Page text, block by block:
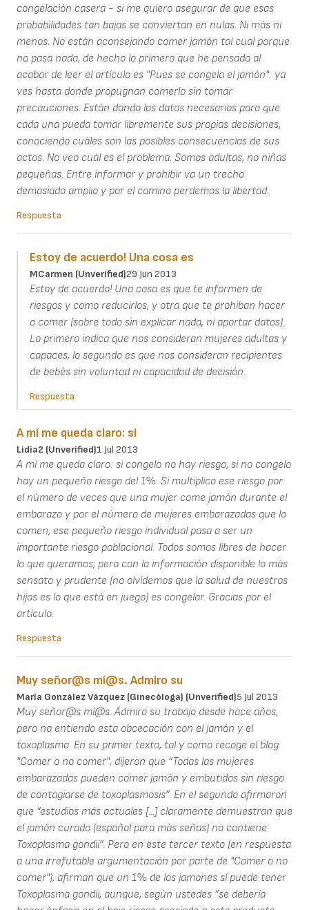
congelación casera - si me quiero asegurar de que esas
probabilidades tan bajas se conviertan en nulas. Ni más ni
menos. No están aconsejando comer jamón tal cual porque
no pasa nada, de hecho lo primero que he pensado al
acabar de leer el artículo es "Pues se congela el jamón": ya
ves hasta donde propugnan comerlo sin tomar
precauciones. Están dando los datos necesarios para que
cada una pueda tomar libremente sus propias decisiones,
conociendo cuáles son las posibles consecuencias de sus
actos. No veo cuál es el problema. Somos adultas, no niñas
pequeñas. Entre informar y prohibir va un trecho
demasiado amplio y por el camino perdemos la libertad.
Respuesta
Estoy de acuerdo! Una cosa es
MCarmen (unverified)29 Jun 2013
Estoy de acuerdo! Una cosa es que te informen de
riesgos y como reducirlos, y otra que te prohiban hacer
o comer (sobre todo sin explicar nada, ni aportar datos).
Lo primero indica que nos consideran mujeres adultas y
capaces, lo segundo es que nos consideran recipientes
de bebés sin voluntad ni capacidad de decisión.
Respuesta
A mí me queda claro: si
Lidia2 (unverified)1 Jul 2013
A mí me queda claro: si congelo no hay riesgo, si no congelo
hay un pequeño riesgo del 1%. Si multiplico ese riesgo por
el número de veces que una mujer come jamón durante el
embarazo y por el número de mujeres embarazadas que lo
comen, ese pequeño riesgo individual pasa a ser un
importante riesgo poblacional. Todos somos libres de hacer
lo que queramos, pero con la información disponible lo más
sensato y prudente (no olvidemos que la salud de nuestros
hijos es lo que está en juego) es congelar. Gracias por el
artículo.
Respuesta
Muy señor@s mí@s. Admiro su
María González Vázquez (ginecóloga) (unverified)5 Jul 2013
Muy señor@s mí@s. Admiro su trabajo desde hace años,
pero no entiendo esta obcecación con el jamón y el
toxoplasma. En su primer texto, tal y como recoge el blog
"Comer o no comer", dijeron que “Todas las mujeres
embarazadas pueden comer jamón y embutidos sin riesgo
de contagiarse de toxoplasmosis”. En el segundo afirmaron
que “estudios más actuales [...] claramente demuestran que
el jamón curado (español para más señas) no contiene
Toxoplasma gondii”. Pero en este tercer texto (en respuesta
a una irrefutable argumentación por parte de "Comer o no
comer"), afirman que un 1% de los jamones sí puede tener
Toxoplasma gondii, aunque, según ustedes “se debería